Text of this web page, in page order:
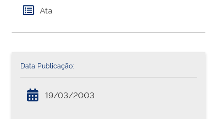
Ata
Data Publicação:
19/03/2003